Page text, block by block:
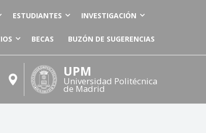
ESTUDIANTES INVESTIGACIÓN
BECAS BUZÓN DE SUGERENCIAS
UPM
Universidad Politécnica
de Madrid